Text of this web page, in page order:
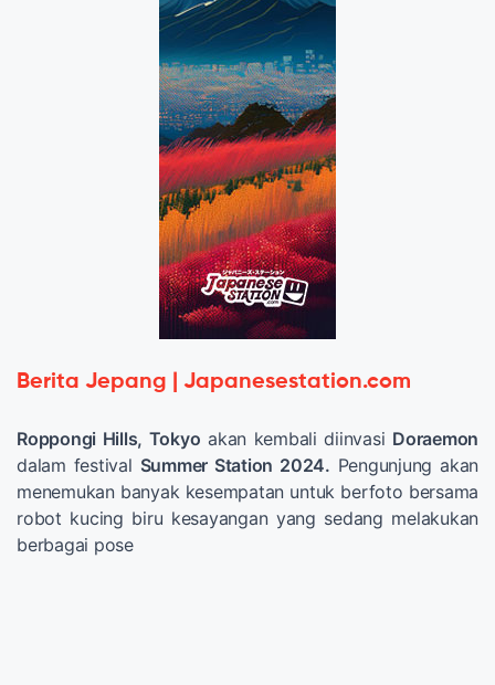
Berita Jepang | Japanesestation.com
Roppongi Hills, Tokyo akan kembali diinvasi Doraemon
dalam festival Summer Station 2024. Pengunjung akan
menemukan banyak kesempatan untuk berfoto bersama
robot kucing biru kesayangan yang sedang melakukan
berbagai pose